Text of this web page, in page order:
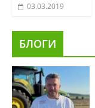
03.03.2019
БЛОГИ